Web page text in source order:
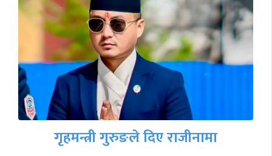
गृहमन्त्री गुरुङले दिए राजीनामा